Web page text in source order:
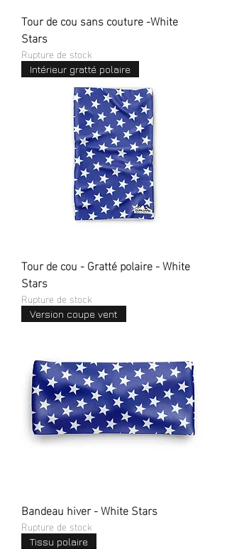
Tour de cou sans couture -White
Stars
Rupture de stock
Intérieur gratté polaire
Tour de cou - Gratté polaire - White
Stars
Rupture de stock
Version coupe vent
Bandeau hiver - White Stars
Rupture de stock
Tissu polaire